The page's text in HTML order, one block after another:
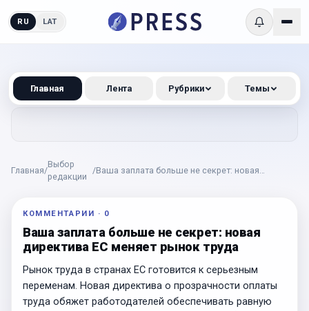
RU LAT
Главная/
Выбор
редакции
/Ваша заплата больше не секрет: новая
КОММЕНТАРИИ · 0
Ваша заплата больше не секрет: новая
директива ЕС меняет рынок труда
Рынок труда в странах ЕС готовится к серьезным
переменам. Новая директива о прозрачности оплаты
труда обяжет работодателей обеспечивать равную
Главная Лента Рубрики Темы